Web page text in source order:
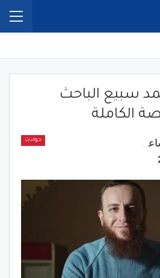
سبيع الباحث
الكاملة
حوادث